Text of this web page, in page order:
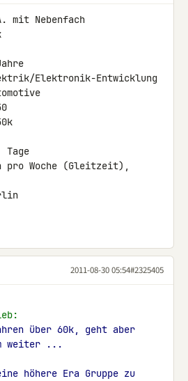
mit Nebenfach
Elektronik-Entwicklung
Woche (Gleitzeit),
2011-08-30 05:54#2325405
über 60k, geht aber
weiter ...
höhere Era Gruppe zu